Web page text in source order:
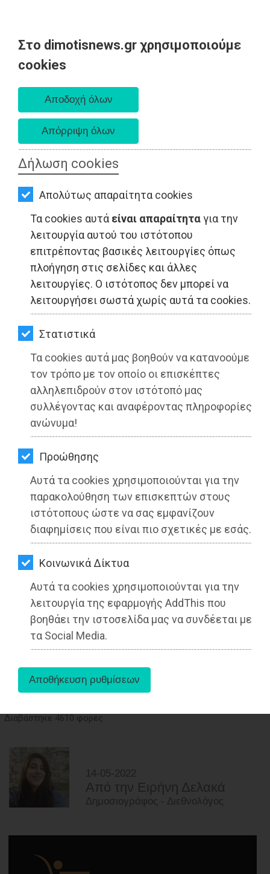
Στο dimotisnews.gr χρησιμοποιούμε
cookies
Δήλωση cookies
Απολύτως απαραίτητα cookies
Τα cookies αυτά είναι απαραίτηταγια την
λειτουργία αυτού του ιστότοπου
επιτρέποντας βασικές λειτουργίες όπως
πλοήγηση στις σελίδες και άλλες
λειτουργίες. Ο ιστότοπος δεν μπορεί να
λειτουργήσει σωστά χωρίς αυτά τα cookies.
Στατιστικά
Τα cookies αυτά μας βοηθούν να κατανοούμε
τον τρόπο με τον οποίο οι επισκέπτες
αλληλεπιδρούν στον ιστότοπό μας
συλλέγοντας και αναφέροντας πληροφορίες
ανώνυμα!
Προώθησης
Αυτά τα cookies χρησιμοποιούνται για την
παρακολούθηση των επισκεπτών στους
ιστότοπους ώστε να σας εμφανίζουν
διαφημίσεις που είναι πιο σχετικές με εσάς.
Kοινωνικά Δίκτυα
Αυτά τα cookies χρησιμοποιούνται για την
λειτουργία της εφαρμογής AddThis που
βοηθάει την ιστοσελίδα μας να συνδέεται με
τα Social Media.
AΡΧΙΚΗ
ΕΙΔΗΣΕΙΣ
ΠΟΛΙΤΙΚΗ
ΤΟΠΙΚΗ
ΑΥΤΟΔΙΟΙΚΗΣΗ
ΟΙΚΟΝΟΜΙΑ
ΑΘΛΗΤΙΣΜΟΣ
ΠΟΛΙΤΙΣΜΟΣ
ΣΠΙΤΙ-
ΚΗΠΟΣ
ΥΓΕΙΑ
LIFESTYLE
ΤΑΞΙΔΙΑ
ΕΞΟΔΟΣ
ΠΕΡΙΒΑΛΛΟΝ
ΚΑΤΟΙΚΙΔΙΟ
ΑΓΓΕΛΙΕΣ
ΕΦΗΜΕΡΙΔΕΣ
OΔΗΓΟΣ
ΑΓΟΡΑΣ
ΨΙΘΥΡΟΙ
ΑΠΟΣΤΟΛΗ
ΑΡΘΡΩΝ
ΠΟΛΙΤΙΣΜΟΣ - Κορωπί
Περιβαλλοντικού & Πολιτιστικού
Μουσείου «Σπύρος Λέκκας»
Διαβάστηκε 4610 φορές
14-05-2022
Από την Ειρήνη Δελακά
Δημοσιογράφος - Διεθνολόγος